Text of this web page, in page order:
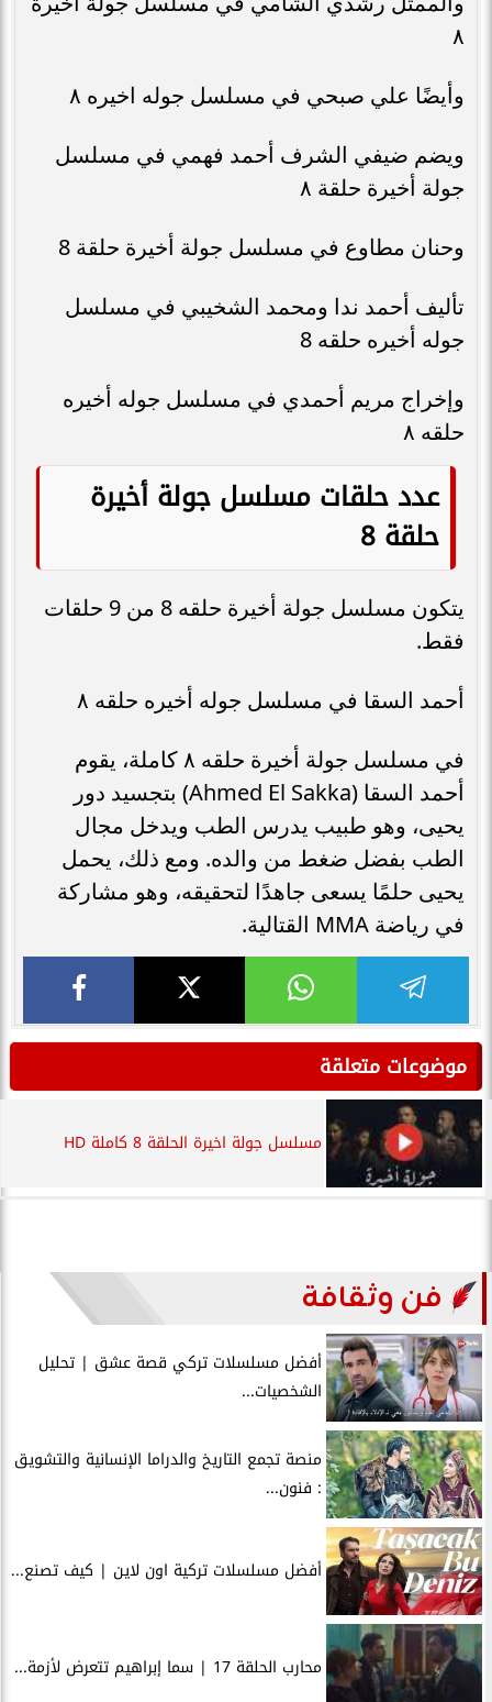
٨
وأيضًا علي صبحي في مسلسل جوله اخيره ٨
ويضم ضيفي الشرف أحمد فهمي في مسلسل
جولة أخيرة حلقة ٨
وحنان مطاوع في مسلسل جولة أخيرة حلقة 8
تأليف أحمد ندا ومحمد الشخيبي في مسلسل
جوله أخيره حلقه 8
وإخراج مريم أحمدي في مسلسل جوله أخيره
حلقه ٨
عدد حلقات مسلسل جولة أخيرة
حلقة 8
يتكون مسلسل جولة أخيرة حلقه 8 من 9 حلقات
فقط.
أحمد السقا في مسلسل جوله أخيره حلقه ٨
في مسلسل جولة أخيرة حلقه ٨ كاملة، يقوم
أحمد السقا (Ahmed El Sakka) بتجسيد دور
يحيى، وهو طبيب يدرس الطب ويدخل مجال
الطب بفضل ضغط من والده. ومع ذلك، يحمل
يحيى حلمًا يسعى جاهدًا لتحقيقه، وهو مشاركة
في رياضة MMA القتالية.
موضوعات متعلقة
مسلسل جولة اخيرة الحلقة 8 كاملة HD
فن وثقافة
أفضل مسلسلات تركي قصة عشق | تحليل
الشخصيات...
منصة تجمع التاريخ والدراما الإنسانية والتشويق
: فنون...
أفضل مسلسلات تركية اون لاين | كيف تصنع...
محارب الحلقة 17 | سما إبراهيم تتعرض لأزمة...